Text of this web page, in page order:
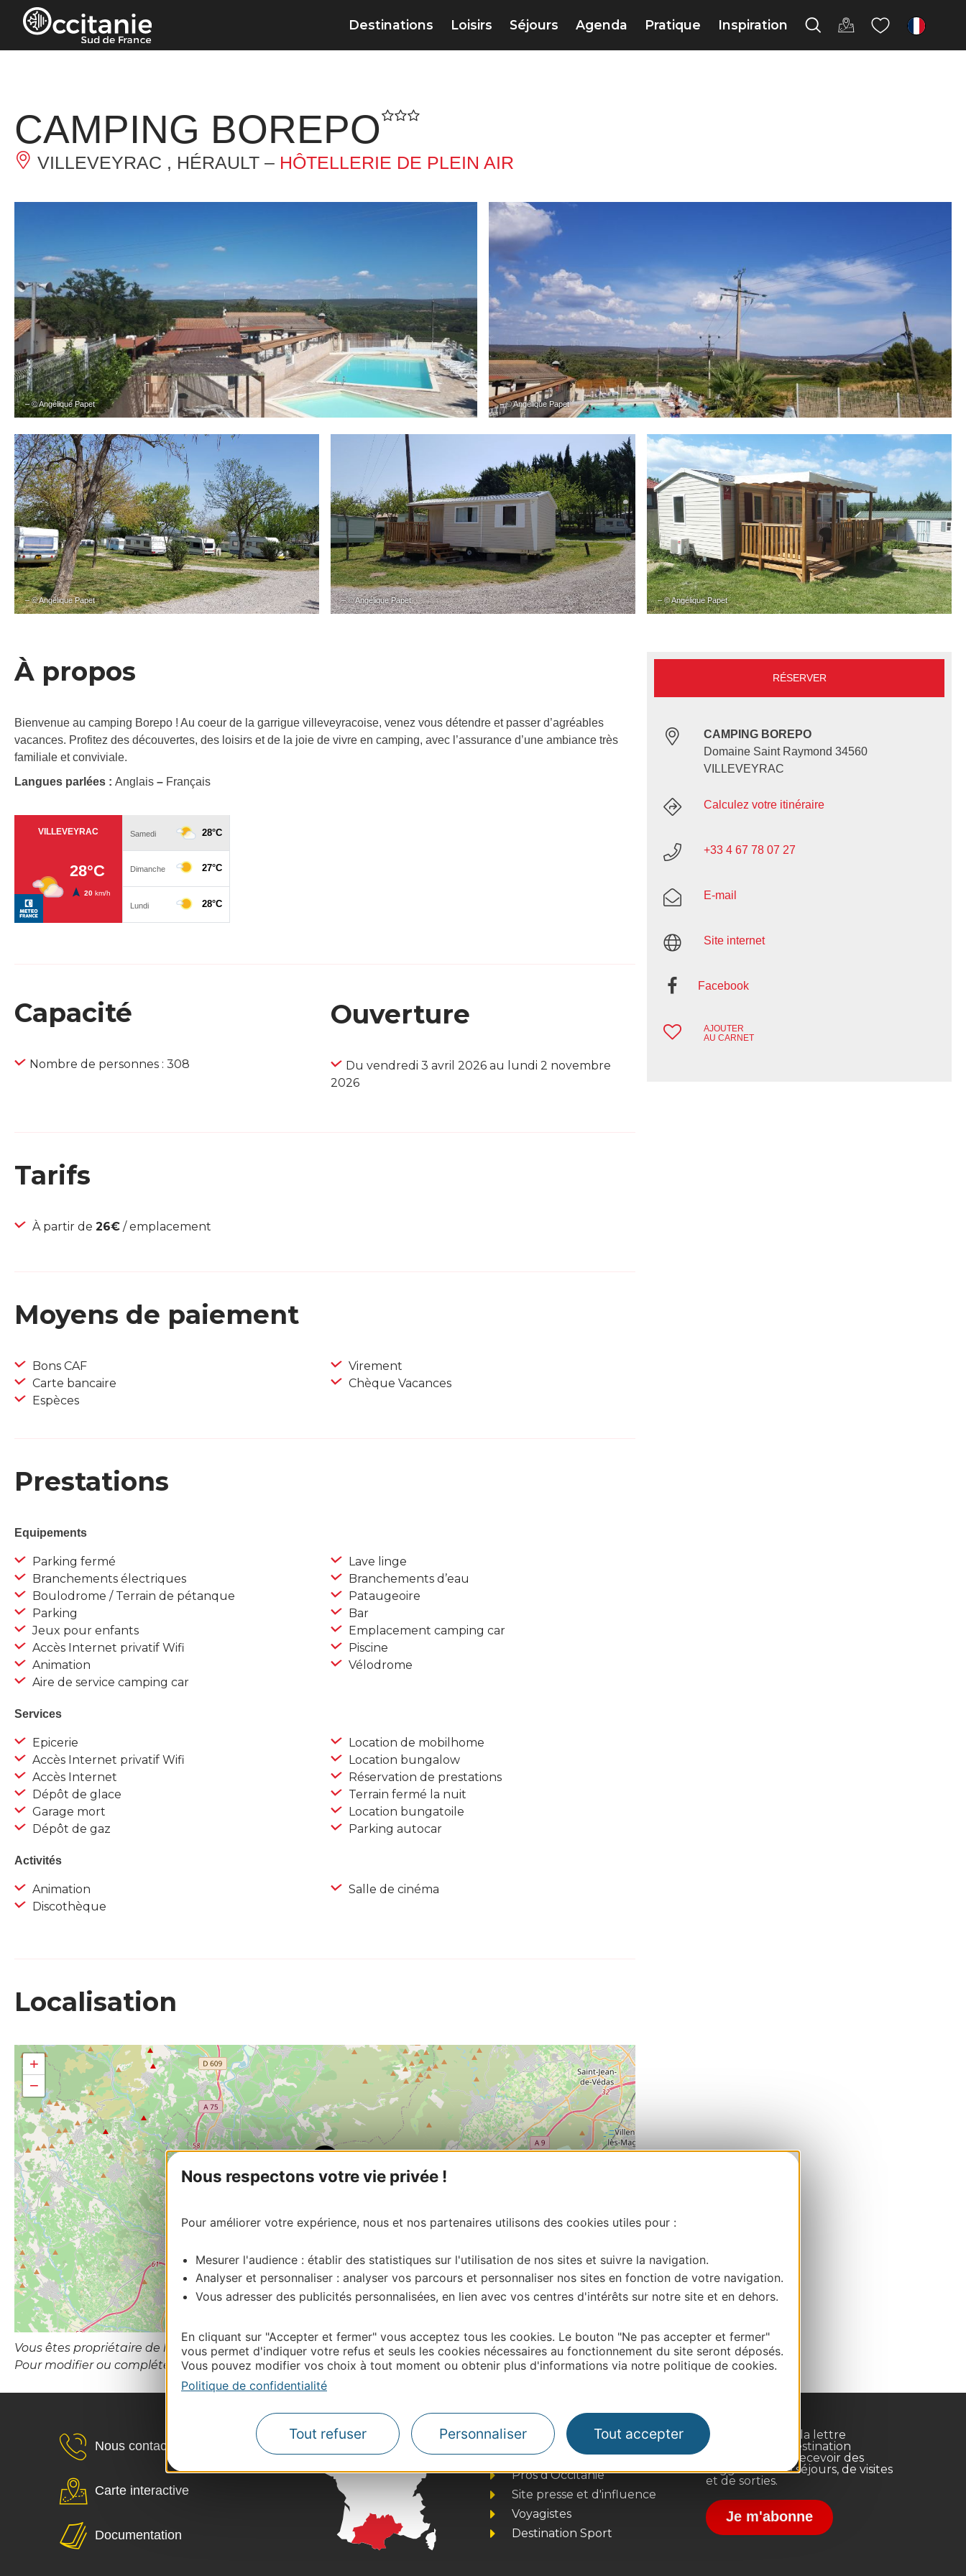
Panneau de gestion des cookies
Nous respectons votre vie privée !
Pour améliorer votre expérience, nous et nos partenaires utilisons des cookies utiles pour :
Mesurer l'audience : établir des statistiques sur l'utilisation de nos sites et suivre la navigation.
Analyser et personnaliser : analyser vos parcours et personnaliser nos sites en fonction de votre navigation.
Vous adresser des publicités personnalisées, en lien avec vos centres d'intérêts sur notre site et en dehors.
En cliquant sur "Accepter et fermer" vous acceptez tous les cookies. Le bouton "Ne pas accepter et fermer"
vous permet d'indiquer votre refus et seuls les cookies nécessaires au fonctionnement du site seront déposés.
Vous pouvez modifier vos choix à tout moment ou obtenir plus d'informations via notre politique de cookies.
Politique de confidentialité
Tout refuser Personnaliser Tout accepter
Destinations Loisirs Séjours Agenda Pratique Inspiration fr
CAMPING BOREPO
VILLEVEYRAC , HÉRAULT – HÔTELLERIE DE PLEIN AIR
– © Angélique Papet – © Angélique Papet
– © Angélique Papet – © Angélique Papet – © Angélique Papet
À propos
Bienvenue au camping Borepo ! Au coeur de la garrigue villeveyracoise, venez vous détendre et passer d’agréables
vacances. Profitez des découvertes, des loisirs et de la joie de vivre en camping, avec l’assurance d’une ambiance très
familiale et conviviale.
Langues parlées : Anglais – Français
Capacité
Nombre de personnes : 308
Ouverture
Du vendredi 3 avril 2026 au lundi 2 novembre
2026
Tarifs
À partir de 26€ / emplacement
Moyens de paiement
Bons CAF
Carte bancaire
Espèces
Virement
Chèque Vacances
Prestations
Equipements
Parking fermé
Branchements électriques
Boulodrome / Terrain de pétanque
Parking
Jeux pour enfants
Accès Internet privatif Wifi
Animation
Aire de service camping car
Lave linge
Branchements d’eau
Pataugeoire
Bar
Emplacement camping car
Piscine
Vélodrome
Services
Epicerie
Accès Internet privatif Wifi
Accès Internet
Dépôt de glace
Garage mort
Dépôt de gaz
Location de mobilhome
Location bungalow
Réservation de prestations
Terrain fermé la nuit
Location bungatoile
Parking autocar
Activités
Animation
Discothèque
Salle de cinéma
Localisation
+
−
Vous êtes propriétaire de l’établissement ou le gestionnaire de cette activité?
Pour modifier ou compléter cette fiche, merci de contacter OT ARCHIPEL DE THAU MEDITERRANEE
RÉSERVER
CAMPING BOREPO
Domaine Saint Raymond 34560
VILLEVEYRAC
Calculez votre itinéraire
+33 4 67 78 07 27
E-mail
Site internet
Facebook
AJOUTER
AU CARNET
Nous contacter
Carte interactive
Documentation
Thermalisme
Business/Mice
Pros d'Occitanie
Site presse et d'influence
Voyagistes
Destination Sport
Inscrivez-vous à la lettre
d'information Destination
Occitanie pour recevoir des
suggestions de séjours, de visites
et de sorties.
Je m'abonne